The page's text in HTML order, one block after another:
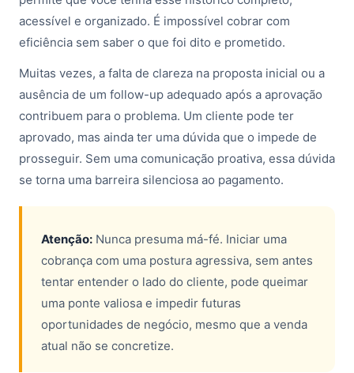
acessível e organizado. É impossível cobrar com
eficiência sem saber o que foi dito e prometido.
Muitas vezes, a falta de clareza na proposta inicial ou a
ausência de um follow-up adequado após a aprovação
contribuem para o problema. Um cliente pode ter
aprovado, mas ainda ter uma dúvida que o impede de
prosseguir. Sem uma comunicação proativa, essa dúvida
se torna uma barreira silenciosa ao pagamento.
Atenção: Nunca presuma má-fé. Iniciar uma
cobrança com uma postura agressiva, sem antes
tentar entender o lado do cliente, pode queimar
uma ponte valiosa e impedir futuras
oportunidades de negócio, mesmo que a venda
atual não se concretize.